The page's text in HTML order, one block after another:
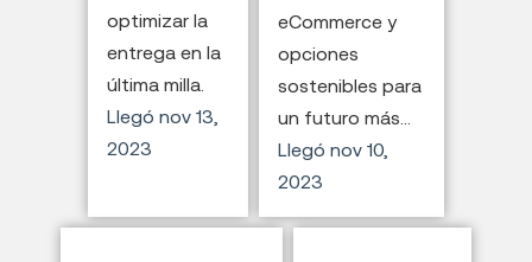
optimizar la
entrega en la
última milla.
Llegónov 13,
2023
eCommerce y
opciones
sostenibles para
un futuro más...
Llegó nov 10,
2023